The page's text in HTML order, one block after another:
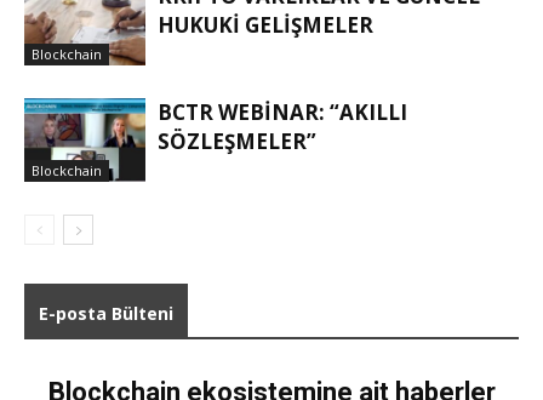
Blockchain
HUKUKI GELIŞMELER
Blockchain
BCTR WEBINAR: “AKILLI
SÖZLEŞMELER”
E-posta Bülteni
Blockchain ekosistemine ait haberler